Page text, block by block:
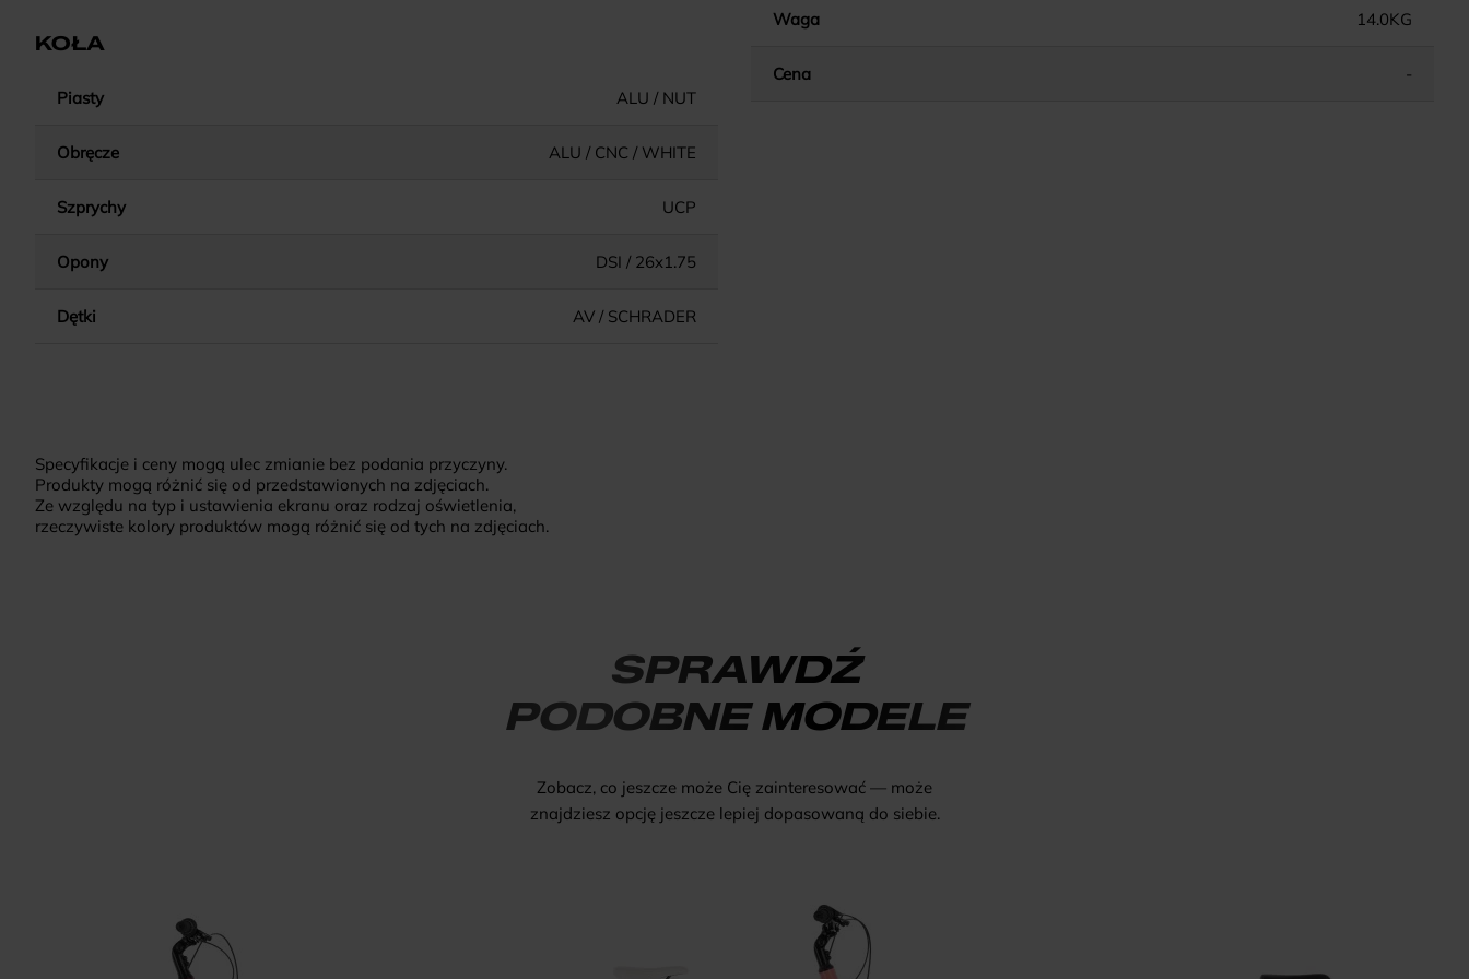
KOŁA
Piasty ALU / NUT
Obręcze ALU / CNC / WHITE
Szprychy UCP
Opony DSI / 26x1.75
Dętki AV / SCHRADER
Waga 14.0KG
Cena -
Specyfikacje i ceny mogą ulec zmianie bez podania przyczyny.
Produkty mogą różnić się od przedstawionych na zdjęciach.
Ze względu na typ i ustawienia ekranu oraz rodzaj oświetlenia,
rzeczywiste kolory produktów mogą różnić się od tych na zdjęciach.
SPRAWDŹ
PODOBNE MODELE
Zobacz, co jeszcze może Cię zainteresować — może
znajdziesz opcję jeszcze lepiej dopasowaną do siebie.